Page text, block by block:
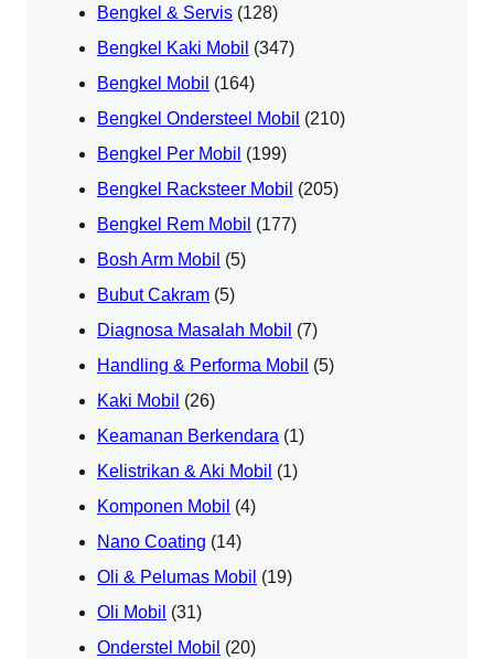
Bengkel & Servis (128)
Bengkel Kaki Mobil (347)
Bengkel Mobil (164)
Bengkel Ondersteel Mobil (210)
Bengkel Per Mobil (199)
Bengkel Racksteer Mobil (205)
Bengkel Rem Mobil (177)
Bosh Arm Mobil (5)
Bubut Cakram (5)
Diagnosa Masalah Mobil (7)
Handling & Performa Mobil (5)
Kaki Mobil (26)
Keamanan Berkendara (1)
Kelistrikan & Aki Mobil (1)
Komponen Mobil (4)
Nano Coating (14)
Oli & Pelumas Mobil (19)
Oli Mobil (31)
Onderstel Mobil (20)